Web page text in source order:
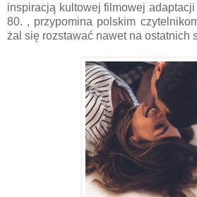
inspiracją kultowej filmowej
80. , przypomina polskim
żal się rozstawać nawet na ostatnich